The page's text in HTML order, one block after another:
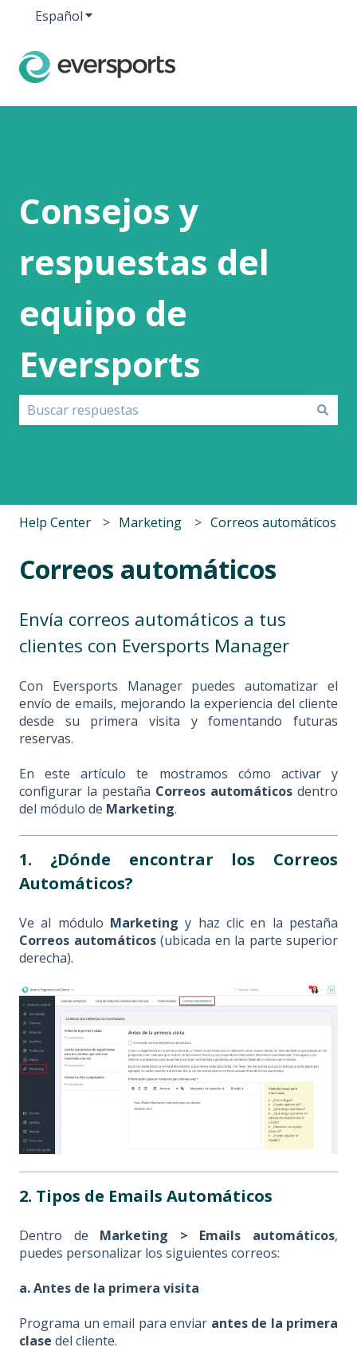
EspañolTraducciones de Mostrar submenú de
Consejos y
respuestas del
equipo de
Eversports
Help Center Marketing Correos automáticos
Correos automáticos
Envía correos automáticos a tus
clientes con Eversports Manager
Con Eversports Manager puedes automatizar el
envío de emails, mejorando la experiencia del cliente
desde su primera visita y fomentando futuras
reservas.
En este artículo te mostramos cómo activar y
configurar la pestaña Correos automáticos dentro
del módulo de Marketing.
1. ¿Dónde encontrar los Correos
Automáticos?
Ve al módulo Marketing y haz clic en la pestaña
Correos automáticos(ubicada en la parte superior
derecha).
2. Tipos de Emails Automáticos
Dentro de Marketing > Emails automáticos,
puedes personalizar los siguientes correos:
a. Antes de la primera visita
Programa un email para enviar antes de la primera
clase del cliente.